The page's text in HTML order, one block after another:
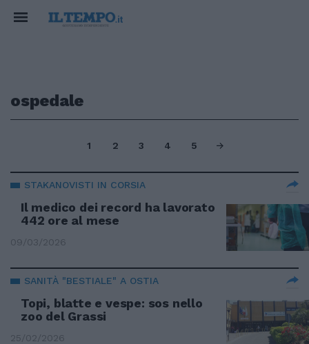
ospedale
1 2 3 4 5
STAKANOVISTI IN CORSIA
Il medico dei record ha lavorato
442 ore al mese
09/03/2026
SANITÀ "BESTIALE" A OSTIA
Topi, blatte e vespe: sos nello
zoo del Grassi
25/02/2026